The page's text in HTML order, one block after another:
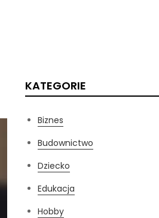
KATEGORIE
Biznes
Budownictwo
Dziecko
Edukacja
Hobby